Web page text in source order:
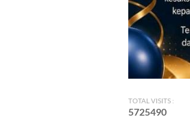
TOTAL VISITS :
5725490